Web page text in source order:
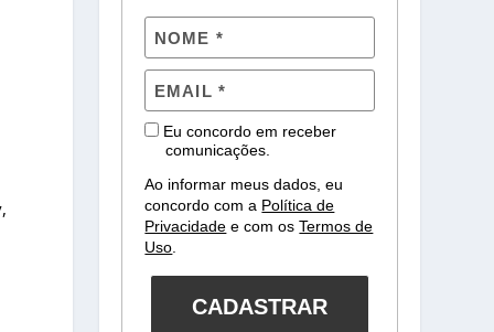
Eu concordo em receber
comunicações.
Ao informar meus dados, eu
concordo com a Política de
Privacidade e com osTermos de
Uso
CADASTRAR